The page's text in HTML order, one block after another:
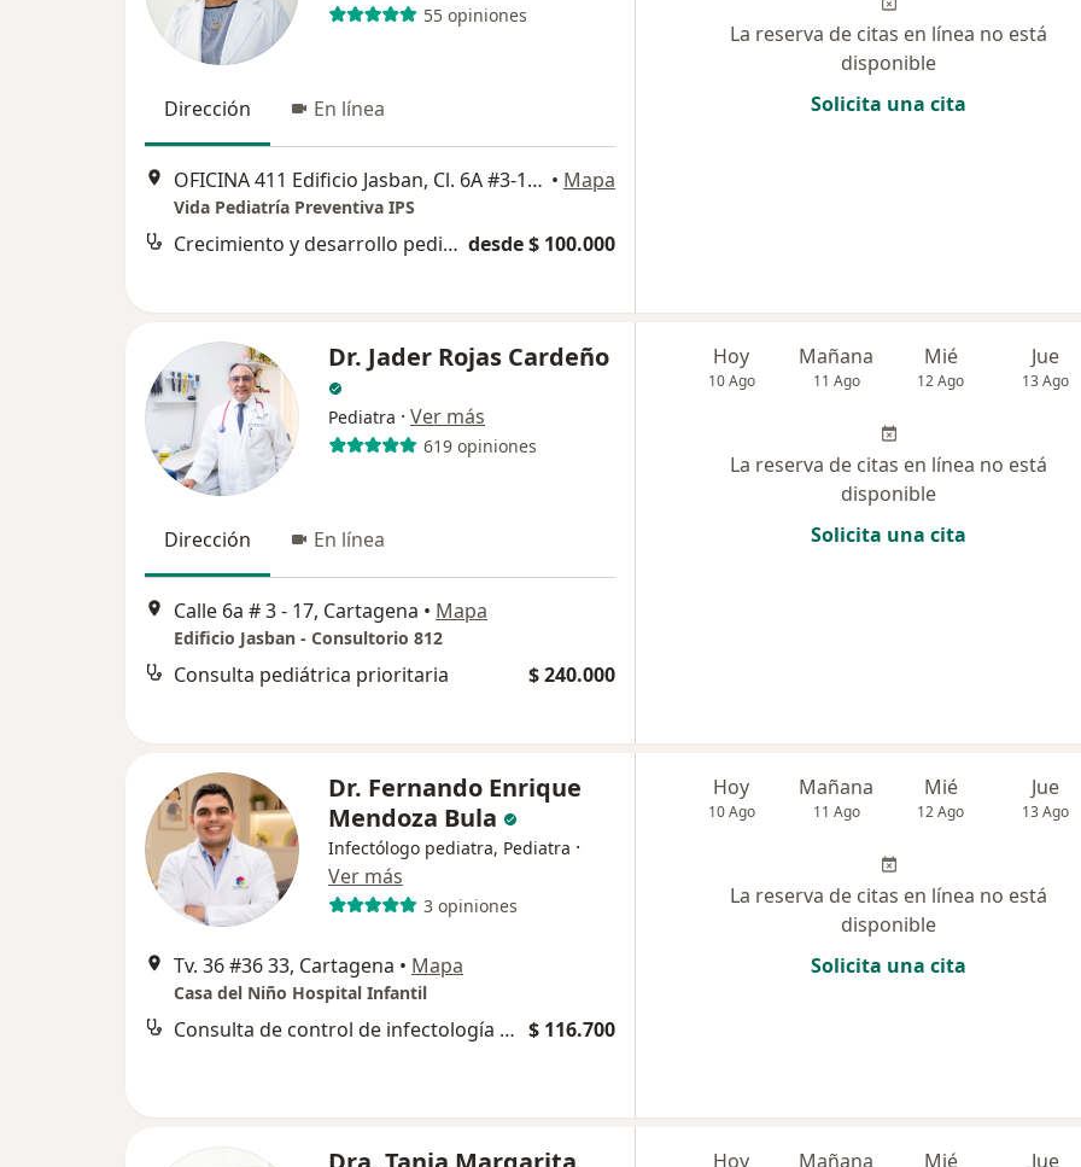
55 opiniones
Dirección En línea
OFICINA 411 Edificio Jasban, Cl. 6A #3-17, Cartagena • Mapa
Vida Pediatría Preventiva IPS
Crecimiento y desarrollo pediátrico desde $ 100.000
La reserva de citas en línea no está
disponible
Solicita una cita
Dr. Jader Rojas Cardeño
Pediatra · Ver más
619 opiniones
Dirección En línea
Calle 6a # 3 - 17, Cartagena • Mapa
Edificio Jasban - Consultorio 812
Consulta pediátrica prioritaria $ 240.000
Hoy
10 Ago
Mañana
11 Ago
Mié
12 Ago
Jue
13 Ago
La reserva de citas en línea no está
disponible
Solicita una cita
Dr. Fernando Enrique
Mendoza Bula
Infectólogo pediatra, Pediatra ·
Ver más
3 opiniones
Tv. 36 #36 33, Cartagena • Mapa
Casa del Niño Hospital Infantil
Consulta de control de infectología pediátrica $ 116.700
Hoy
10 Ago
Mañana
11 Ago
Mié
12 Ago
Jue
13 Ago
La reserva de citas en línea no está
disponible
Solicita una cita
Hoy Mañana Mié Jue